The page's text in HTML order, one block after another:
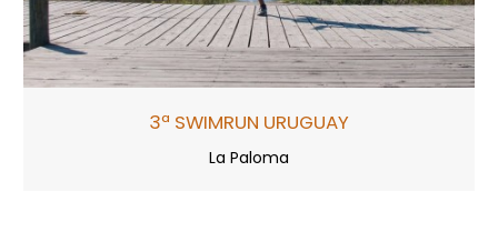
3ª SWIMRUN URUGUAY
La Paloma